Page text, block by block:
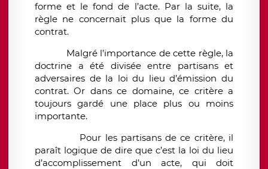
forme et le fond de l’acte. Par la suite, la
règle ne concernait plus que la forme du
contrat.
Malgré l’importance de cette règle, la
doctrine a été divisée entre partisans et
adversaires de la loi du lieu d’émission du
contrat. Or dans ce domaine, ce critère a
toujours gardé une place plus ou moins
importante.
Pour les partisans de ce critère, il
paraît logique de dire que c’est la loi du lieu
d’accomplissement d’un acte, qui doit